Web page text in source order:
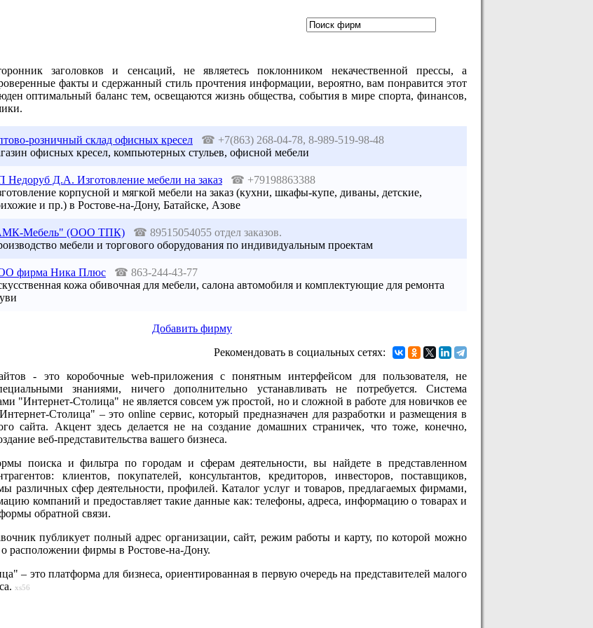
заголовков и сенсаций, не являетесь поклонником некачественной прессы, а
факты и сдержанный стиль прочтения информации, вероятно, вам понравится этот
оптимальный баланс тем, освещаются жизнь общества, события в мире спорта, финансов,
розничный склад офисных кресел ☎ +7(863) 268-04-78, 8-989-519-98-48
офисных кресел, компьютерных стульев, офисной мебели
Недоруб Д.А. Изготовление мебели на заказ ☎ +79198863388
корпусной и мягкой мебели на заказ (кухни, шкафы-купе, диваны, детские,
и пр.) в Ростове-на-Дону, Батайске, Азове
Мебель" (ООО ТПК) ☎ 89515054055 отдел заказов.
мебели и торгового оборудования по индивидуальным проектам
фирма Ника Плюс ☎ 863-244-43-77
кожа обивочная для мебели, салона автомобиля и комплектующие для ремонта
Добавить фирму
Рекомендовать в социальных сетях:
- это коробочные web-приложения с понятным интерфейсом для пользователя, не
знаниями, ничего дополнительно устанавливать не потребуется. Система
"Интернет-Столица" не является совсем уж простой, но и сложной в работе для новичков ее
Столица" – это online сервис, который предназначен для разработки и размещения в
сайта. Акцент здесь делается не на создание домашних страничек, что тоже, конечно,
веб-представительства вашего бизнеса.
поиска и фильтра по городам и сферам деятельности, вы найдете в представленном
клиентов, покупателей, консультантов, кредиторов, инвесторов, поставщиков,
различных сфер деятельности, профилей. Каталог услуг и товаров, предлагаемых фирмами,
компаний и предоставляет такие данные как: телефоны, адреса, информацию о товарах и
обратной связи.
публикует полный адрес организации, сайт, режим работы и карту, по которой можно
о расположении фирмы в Ростове-на-Дону.
– это платформа для бизнеса, ориентированная в первую очередь на представителей малого
xs56